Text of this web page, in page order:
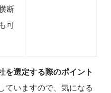
断
可
を選定する際のポイント
ていますので、気になる